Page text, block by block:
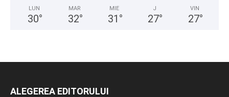
LUN
30°
MAR
32°
MIE
31 °
J
27°
VIN
27°
ALEGEREA EDITORULUI